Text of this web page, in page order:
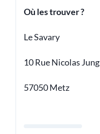
Où les trouver ?
Le Savary
10 Rue Nicolas Jung
57050 Metz